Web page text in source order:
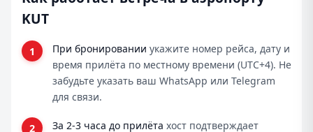
KUT
При бронировании укажите номер рейса, дату и
время прилёта по местному времени (UTC+4). Не
забудьте указать ваш WhatsApp или Telegram
для связи.
За 2-3 часа до прилёта хост подтверждает